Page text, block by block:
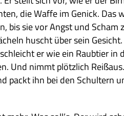
die Waffe im Genick.
bis sie vor Angst und
huscht über sein
er wie ein Raub­tier
Und nimmt plötz­lich
packt ihn bei den Schul­tern